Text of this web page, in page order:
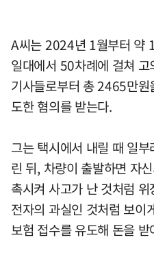
A씨는 2024년 1월부터 약
일대에서 50차례에 걸쳐
기사들로부터 총 2465만
도한 혐의를 받는다.
그는 택시에서 내릴 때 일
린 뒤, 차량이 출발하면 자
촉시켜 사고가 난 것처럼
전자의 과실인 것처럼 보이
보험 접수를 유도해 돈을 받